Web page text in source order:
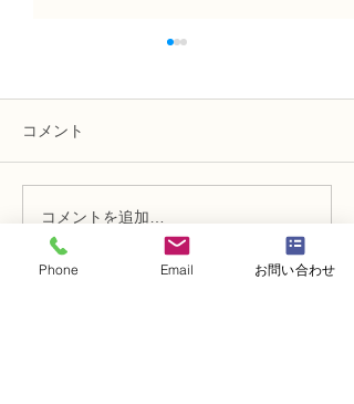
アーティフィシャルフラ
ワー上級コース「イング
リッシュローズの花束」
コメント
コメントを追加…
Phone Email お問い合わせ